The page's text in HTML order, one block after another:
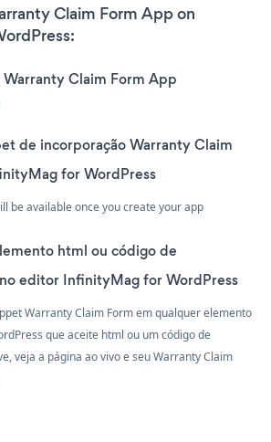
Claim Form App on
Claim Form App
de incorporação Warranty Claim
for WordPress
be available once you create your app
html ou código de
editor InfinityMag for WordPress
Warranty Claim Form em qualquer elemento
que aceite html ou um código de
veja a página ao vivo e seu Warranty Claim